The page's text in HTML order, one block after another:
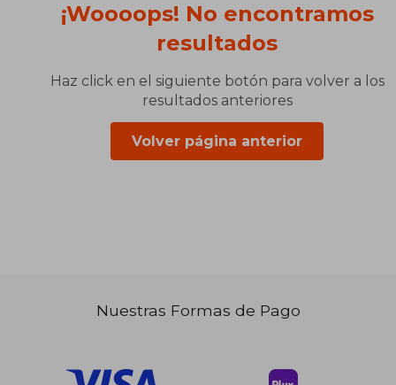
¡Woooops! No encontramos
resultados
Haz click en el siguiente botón para volver a los
resultados anteriores
Volver página anterior
Nuestras Formas de Pago